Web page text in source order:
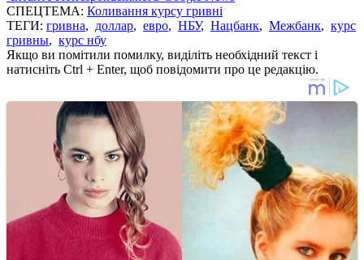
СПЕЦТЕМА: Коливання курсу гривні
ТЕГИ: гривна, доллар, евро, НБУ, Нацбанк, Межбанк, курс
гривны, курс нбу
Якщо ви помітили помилку, виділіть необхідний текст і
натисніть Ctrl + Enter, щоб повідомити про це редакцію.